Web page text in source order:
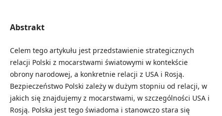
Abstrakt
Celem tego artykułu jest przedstawienie strategicznych
relacji Polski z mocarstwami światowymi w kontekście
obrony narodowej, a konkretnie relacji z USA i Rosją.
Bezpieczeństwo Polski zależy w dużym stopniu od relacji, w
jakich się znajdujemy z mocarstwami, w szczególności USA i
Rosją. Polska jest tego świadoma i stanowczo stara się